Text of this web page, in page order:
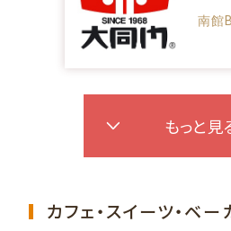
南館
もっと見
カフェ・スイーツ・ベー